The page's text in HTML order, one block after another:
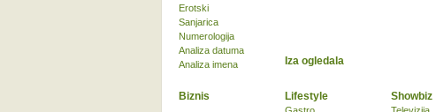
Biznis Lifestyle Showbiz
Erotski
Sanjarica
Numerologija
Analiza datuma
Analiza imena
Iza ogledala